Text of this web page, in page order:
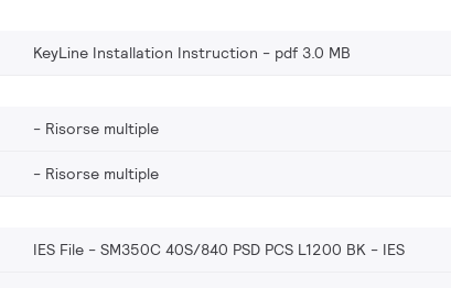
KeyLine Installation Instruction pdf 3.0 MB
Risorse multiple
Risorse multiple
IES File - SM350C 40S/840 PSD PCS L1200 BK IES